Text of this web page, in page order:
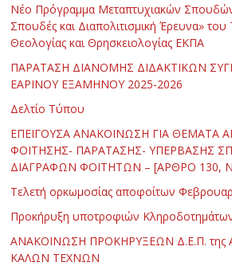
Νέο Πρόγραμμα Μεταπτυχιακών
Σπουδές και Διαπολιτισμική Έρευνα»
Θεολογίας και Θρησκειολογίας ΕΚΠΑ
ΠΑΡΑΤΑΣΗ ΔΙΑΝΟΜΗΣ ΔΙΔΑΚΤΙΚΩΝ
ΕΑΡΙΝΟΥ ΕΞΑΜΗΝΟΥ 2025-2026
Δελτίο Τύπου
ΕΠΕΙΓΟΥΣΑ ΑΝΑΚΟΙΝΩΣΗ ΓΙΑ ΘΕΜΑΤΑ
ΦΟΙΤΗΣΗΣ- ΠΑΡΑΤΑΣΗΣ- ΥΠΕΡΒΑΣΗΣ
ΔΙΑΓΡΑΦΩΝ ΦΟΙΤΗΤΩΝ – [ΑΡΘΡΟ 130,
Τελετή ορκωμοσίας αποφοίτων
Προκήρυξη υποτροφιών
ΑΝΑΚΟΙΝΩΣΗ ΠΡΟΚΗΡΥΞΕΩΝ Δ.Ε.Π.
ΚΑΛΩΝ ΤΕΧΝΩΝ